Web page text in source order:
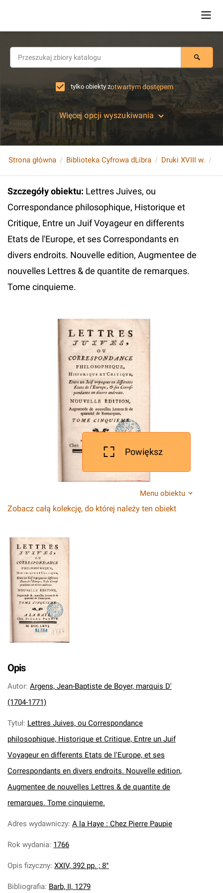
tylko obiekty zotwartym dostępem
Więcej opcji wyszukiwania
Strona główna Biblioteka Cyfrowa dLibra Druki XVIII w.
Szczegóły obiektu: Lettres Juives, ou
Correspondance philosophique, Historique et
Critique, Entre un Juif Voyageur en differents
Etats de l'Europe, et ses Correspondants en
divers endroits. Nouvelle edition, Augmentee de
nouvelles Lettres & de quantite de remarques.
Tome cinquieme.
Powiększ
Menu obiektu
Zobacz całą kolekcję, do której należy ten obiekt
Opis
Autor: Argens, Jean-Baptiste de Boyer, marquis D'
(1704-1771)
Tytuł: Lettres Juives, ou Correspondance
philosophique, Historique et Critique, Entre un Juif
Voyageur en differents Etats de l'Europe, et ses
Correspondants en divers endroits. Nouvelle edition,
Augmentee de nouvelles Lettres & de quantite de
remarques. Tome cinquieme.
Adres wydawniczy: A la Haye : Chez Pierre Paupie
Rok wydania: 1766
Opis fizyczny: XXIV, 392 pp. ; 8°
Bibliografia: Barb, II, 1279